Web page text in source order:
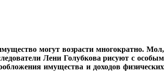
могут возрасти многократно. Мол,
Лени Голубкова рисуют с особым
имущества и доходов физических